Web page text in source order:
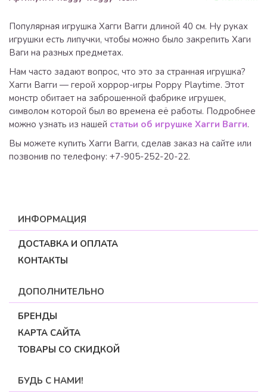
Популярная игрушка Хагги Вагги длиной 40 см. Ну руках
игрушки есть липучки, чтобы можно было закрепить Хаги
Ваги на разных предметах.
Нам часто задают вопрос, что это за странная игрушка?
Хагги Вагги — герой хоррор-игры Poppy Playtime. Этот
монстр обитает на заброшенной фабрике игрушек,
символом которой был во времена её работы. Подробнее
можно узнать из нашей статьи об игрушке Хагги Вагги.
Вы можете купить Хагги Вагги, сделав заказ на сайте или
позвонив по телефону: +7-905-252-20-22.
ИНФОРМАЦИЯ
ДОСТАВКА И ОПЛАТА
КОНТАКТЫ
ДОПОЛНИТЕЛЬНО
БРЕНДЫ
КАРТА САЙТА
ТОВАРЫ СО СКИДКОЙ
БУДЬ С НАМИ!